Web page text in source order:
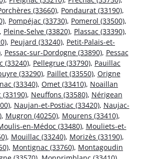
(33660), Pondaurat (33190),
, Pompéjac (33730), Pomerol (33500),
, Pleine-Selve (33820), Plassac (33390),
, Peujard (33240), Petit-Palais-et-
, Pessac-sur-Dordogne (33890), Pessac
(33240), Pellegrue (33790), Pauillac
(33290), Paillet (33550), Origne
(33340), Omet (33410), Noaillan
, Neuffons (33580), Nérigean
, Naujan-et-Postiac (33420), Naujac-
, Mugron (40250), Mourens (33410),
en-Médoc (33480), Mouliets-et-
, Mouillac (33240), Morizès (33190),
, Montignac (33760), Montagoudin